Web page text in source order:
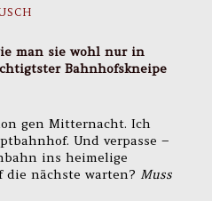
man sie wohl nur in
Bahnhofskneipe
gen Mitternacht. Ich
Und verpasse –
ins heimelige
die nächste warten? Muss